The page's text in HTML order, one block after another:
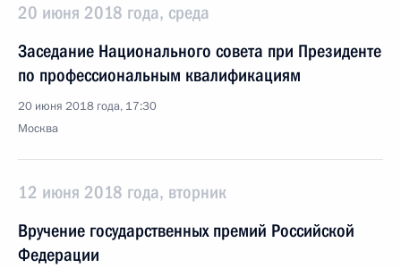
20 июня 2018 года, среда
Заседание Национального совета при Президенте
по профессиональным квалификациям
20 июня 2018 года, 17:30
Москва
12 июня 2018 года, вторник
Вручение государственных премий Российской
Федерации